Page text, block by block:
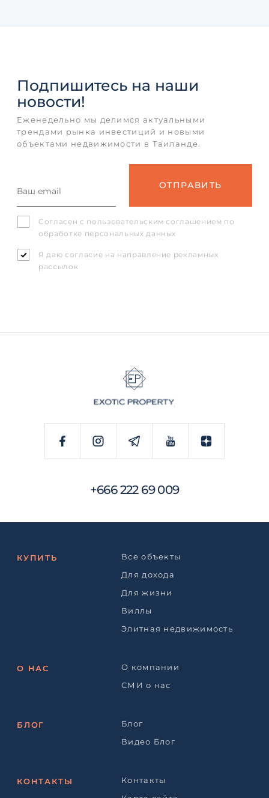
Подпишитесь на наши
новости!
Еженедельно мы делимся актуальными
трендами рынка инвестиций и новыми
объектами недвижимости в Таиланде.
Согласен с пользовательским соглашением по
обработке персональных данных
Я даю согласие на направление рекламных
рассылок
+666 222 69 009
КУПИТЬ
Все объекты
Для дохода
Для жизни
Виллы
Элитная недвижимость
О НАС
О компании
СМИ о нас
БЛОГ
Блог
Видео Блог
КОНТАКТЫ
Контакты